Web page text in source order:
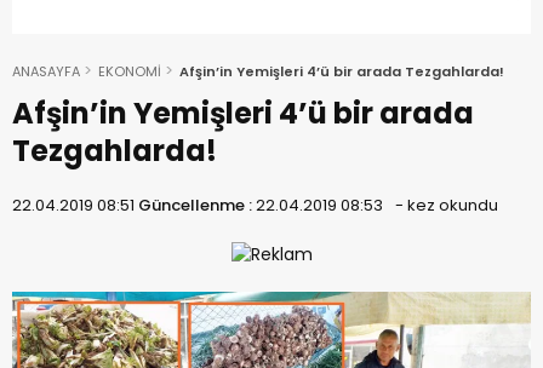
ANASAYFA EKONOMİ Afşin’in Yemişleri 4’ü bir arada Tezgahlarda!
Afşin’in Yemişleri 4’ü bir arada
Tezgahlarda!
22.04.2019 08:51 Güncellenme :22.04.2019 08:53 - kez okundu